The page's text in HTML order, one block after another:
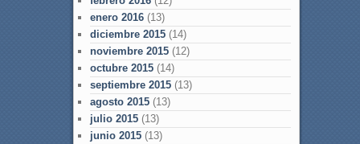
enero 2016(13)
diciembre 2015(14)
noviembre 2015(12)
octubre 2015(14)
septiembre 2015(13)
agosto 2015(13)
julio 2015(13)
junio 2015(13)